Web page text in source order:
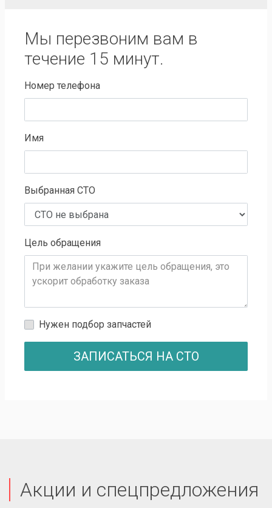
Мы перезвоним вам в
течение 15 минут.
Номер телефона
Имя
Выбранная СТО
Цель обращения
Нужен подбор запчастей
ЗАПИСАТЬСЯ НА СТО
Акции и спецпредложения